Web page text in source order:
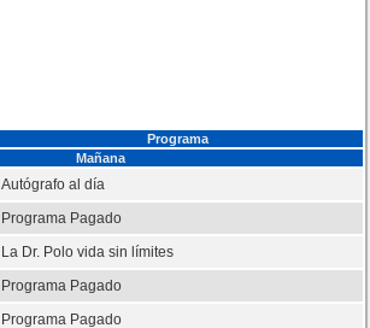
Programa
Mañana
Autógrafo al día
Programa Pagado
La Dr. Polo vida sin límites
Programa Pagado
Programa Pagado